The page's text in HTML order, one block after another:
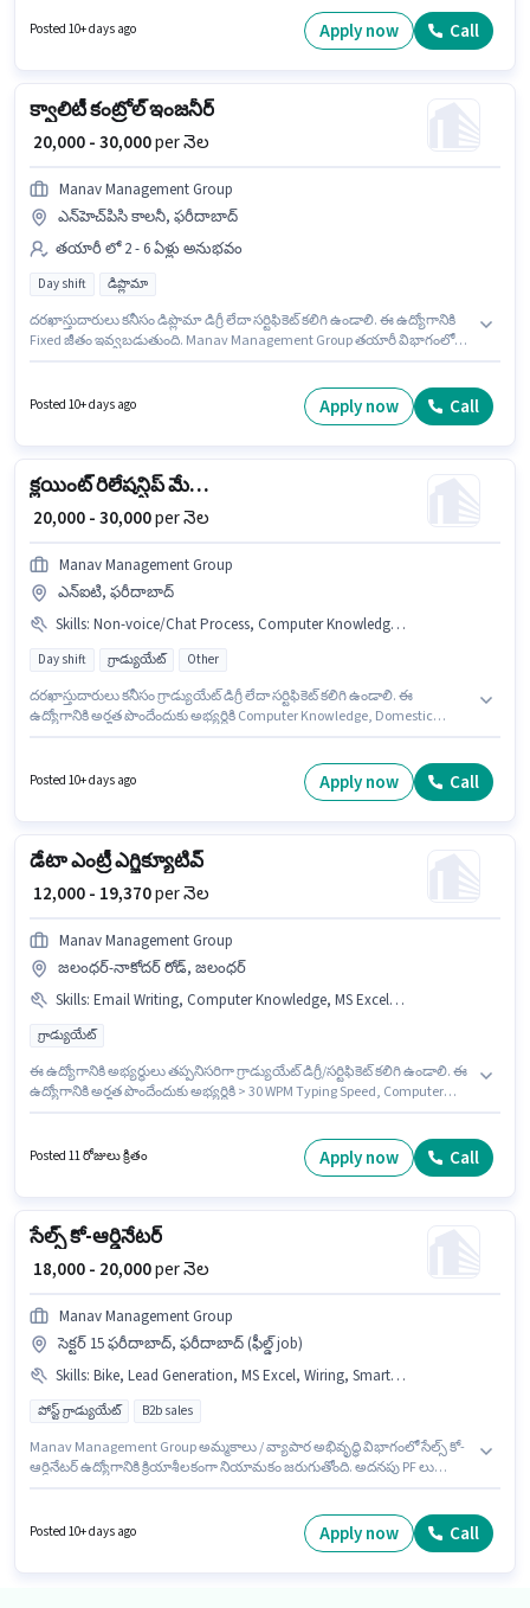
విభాగంలో బిల్లింగ్ అండ్ టిపిఏ ఎగ్జిక్యూటివ్ గా చేరండి. ఈ ఉద్యోగంలో అదనపు
Posted 10+ days ago Apply now Call
క్వాలిటీ కంట్రోల్ ఇంజనీర్
₹ 20,000 - 30,000per నెల
Manav Management Group
ఎన్‌హెచ్‌పిసి కాలనీ, ఫరీదాబాద్
తయారీ లో 2 - 6 ఏళ్లు అనుభవం
Day shift డిప్లొమా
దరఖాస్తుదారులు కనీసం డిప్లొమా డిగ్రీ లేదా సర్టిఫికెట్ కలిగి ఉండాలి. ఈ ఉద్యోగానికి
Fixed జీతం ఇవ్వబడుతుంది. Manav Management Group తయారీ విభాగంలో
ఇప్పించబడతాయి. ఈ ఉద్యోగం ఎన్‌హెచ్‌పిసి కాలనీ, ఫరీదాబాద్ లో ఉంది. ఇది Full
Time ఉద్యోగం, ఇందులో DAY shift మరియు వారానికి 6 days working ఉంటాయి.
Posted 10+ days ago Apply now Call
క్లయింట్ రిలేషన్షిప్ మేనేజర్
₹ 20,000 - 30,000per నెల
Manav Management Group
ఎన్ఐటి, ఫరీదాబాద్
Skills: Non-voice/Chat Process, Computer Knowledge, Domestic Calling, Query Resolution
Day shift గ్రాడ్యుయేట్ Other
దరఖాస్తుదారులు కనీసం గ్రాడ్యుయేట్ డిగ్రీ లేదా సర్టిఫికెట్ కలిగి ఉండాలి. ఈ
ఉద్యోగానికి అర్హత పొందేందుకు అభ్యర్థికి Computer Knowledge, Domestic
అనుకూలంగా ఉంటుంది. మీరు నెలకు ₹30000 వరకు సంపాదించవచ్చు. అదనపు PF లు
ఉద్యోగ స్థాయి మరియు కంపెనీ పాలసీలపై ఆధారపడి ఇప్పించబడతాయి. ఈ ఖాళీ
Posted 10+ days ago Apply now Call
డేటా ఎంట్రీ ఎగ్జిక్యూటివ్
₹ 12,000 - 19,370per నెల
Manav Management Group
జలంధర్-నాకోదర్ రోడ్, జలంధర్
Skills: Email Writing, Computer Knowledge, MS Excel, > 30 WPM Typing Speed, Data Entry, MS Word
గ్రాడ్యుయేట్
ఈ ఉద్యోగానికి అభ్యర్థులు తప్పనిసరిగా గ్రాడ్యుయేట్ డిగ్రీ/సర్టిఫికెట్ కలిగి ఉండాలి. ఈ
ఉద్యోగానికి అర్హత పొందేందుకు అభ్యర్థికి > 30 WPM Typing Speed, Computer
అనుకూలంగా ఉంటుంది. మీరు నెలకు ₹19370 వరకు సంపాదించవచ్చు. అదనపు PF లు
ఉద్యోగ స్థాయి మరియు కంపెనీ పాలసీలపై ఆధారపడి ఇప్పించబడతాయి. Manav
Posted 11 రోజులు క్రితం Apply now Call
సేల్స్ కో-ఆర్డినేటర్
₹ 18,000 - 20,000per నెల
Manav Management Group
సెక్టర్ 15 ఫరీదాబాద్, ఫరీదాబాద్ (ఫీల్డ్ job)
Skills: Bike, Lead Generation, MS Excel, Wiring, Smartphone, Cold Calling, Computer Knowledge
పోస్ట్ గ్రాడ్యుయేట్ B2b sales
Manav Management Group అమ్మకాలు / వ్యాపార అభివృద్ధి విభాగంలో సేల్స్ కో-
ఆర్డినేటర్ ఉద్యోగానికి క్రియాశీలకంగా నియామకం జరుగుతోంది. అదనపు PF లు
ఉద్యోగానికి Bike, Smartphone కలిగి ఉండటం ముఖ్యం. ఈ ఉద్యోగం సెక్టర్ 15
ఫరీదాబాద్, ఫరీదాబాద్ లో ఉంది. ఈ ఉద్యోగానికి Fixed జీతం ఇవ్వబడుతుంది.
Posted 10+ days ago Apply now Call